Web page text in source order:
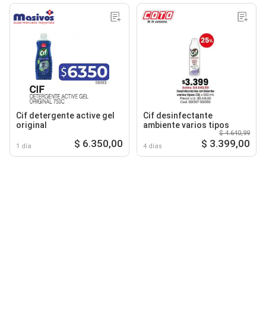
Cif detergente active gel
original
1 día $ 6.350,00
Cif desinfectante
ambiente varios tipos
4 días
$ 4.640,99
$ 3.399,00